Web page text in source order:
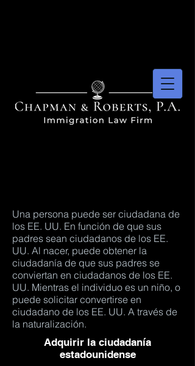
Una persona puede ser ciudadana de
los EE. UU. En función de que sus
padres sean ciudadanos de los EE.
UU. Al nacer, puede obtener la
ciudadanía de que sus padres se
conviertan en ciudadanos de los EE.
UU. Mientras el individuo es un niño, o
puede solicitar convertirse en
ciudadano de los EE. UU. A través de
la naturalización.
Adquirir la ciudadanía
estadounidense